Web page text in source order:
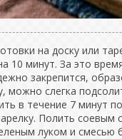
на доску или
10 минут. За это
закрепится,
можно слегка
в течение 7 минут
Полить
луком и смесью